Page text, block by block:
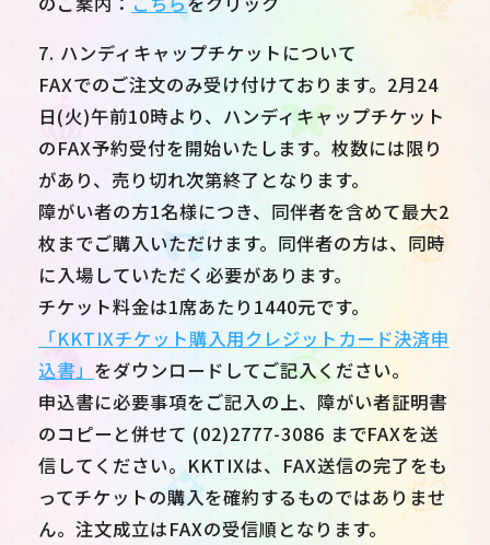
7. ハンディキャップチケットについて
FAXでのご注文のみ受け付けております。2月24
日(火)午前10時より、ハンディキャップチケット
のFAX予約受付を開始いたします。枚数には限り
があり、売り切れ次第終了となります。
障がい者の方1名様につき、同伴者を含めて最大2
枚までご購入いただけます。同伴者の方は、同時
に入場していただく必要があります。
チケット料金は1席あたり1440元です。
「KKTIXチケット購入用クレジットカード決済申
込書」 をダウンロードしてご記入ください。
申込書に必要事項をご記入の上、障がい者証明書
のコピーと併せて (02)2777-3086 までFAXを送
信してください。KKTIXは、FAX送信の完了をも
ってチケットの購入を確約するものではありませ
ん。注文成立はFAXの受信順となります。